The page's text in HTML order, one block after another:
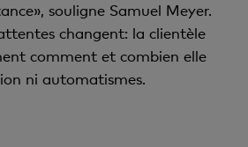
souligne Samuel Meyer.
changent: la clientèle
comment et combien elle
ni automatismes.